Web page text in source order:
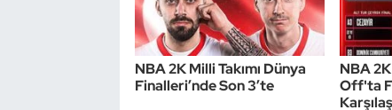
NBA 2K Milli Takımı Dünya
Finalleri’nde Son 3’te
NBA
Off'ta